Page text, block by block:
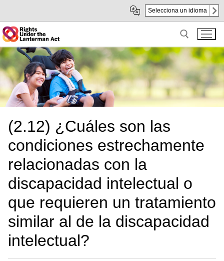
Main
Content
subnavegación
Selecciona un idioma
Search for:
(2.12) ¿Cuáles son las
condiciones estrechamente
relacionadas con la
discapacidad intelectual o
que requieren un tratamiento
similar al de la discapacidad
intelectual?